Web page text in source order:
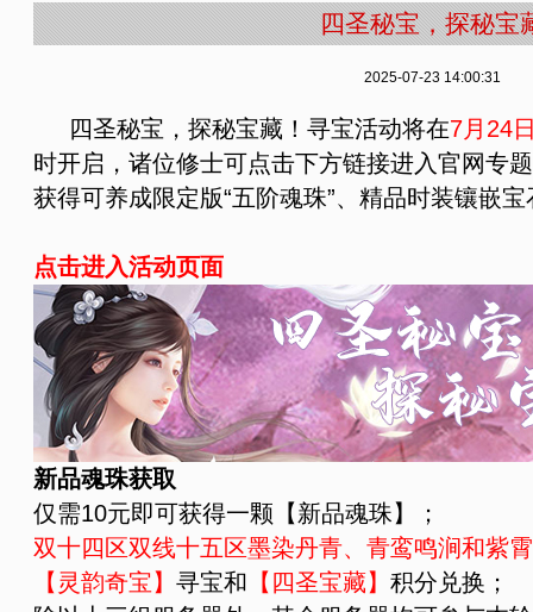
四圣秘宝，探秘宝
2025-07-23 14:00:31
四圣秘宝，探秘宝藏！寻宝活动将在7月24
时开启，诸位修士可点击下方链接进入官网专
获得可养成限定版“五阶魂珠”、精品时装镶嵌
点击进入活动页面
新品魂珠获取
仅需10元即可获得一颗【新品魂珠】；
双十四区双线十五区墨染丹青、青鸾鸣涧和紫
【灵韵奇宝】 寻宝和 【四圣宝藏】 积分兑换；